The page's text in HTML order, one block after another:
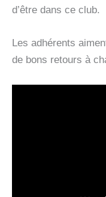
d’être dans ce club.
Les adhérents
de bons retours à